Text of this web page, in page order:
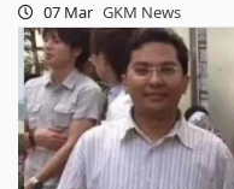
07 Mar GKM News